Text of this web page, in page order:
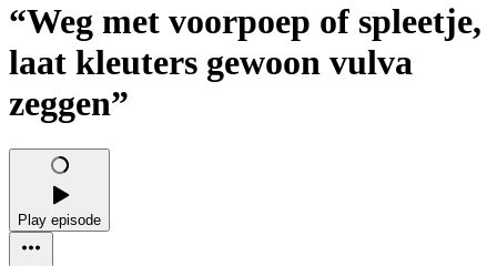
“Weg met voorpoep of spleetje,
laat kleuters gewoon vulva
zeggen”
Play episode